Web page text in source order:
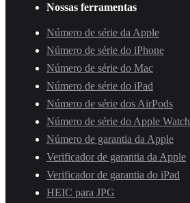
Nossas ferramentas
Número de série da Apple
Número de série do iPhone
Número de série do Mac
Número de série do iPad
Número de série dos AirPods
Número de série do Apple Watch
Número de garantia da Apple
Verificador de garantia da Apple
Verificador de garantia do iPad
HEIC para JPG